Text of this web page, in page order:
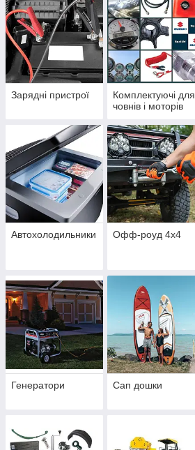
Зарядні пристрої
Комплектуючі для
човнів і моторів
Автохолодильники Офф-роуд 4x4
Генератори Сап дошки